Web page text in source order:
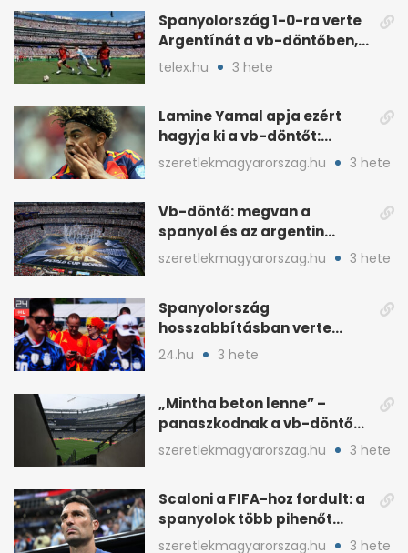
Spanyolország 1-0-ra verte
Argentínát a vb-döntőben,
hosszabbításban
telex.hu 3 hete
Lamine Yamal apja ezért
hagyja ki a vb-döntőt:
otthonról szurkol
szeretlekmagyarorszag.hu 3 hete
Vb-döntő: megvan a
spanyol és az argentin
kezdő, Montiel bekerült
szeretlekmagyarorszag.hu 3 hete
Spanyolország
hosszabbításban verte
Argentínát: Ferran Torres
24.hu 3 hete
„Mintha beton lenne” –
panaszkodnak a vb-döntő
MetLife-pályájára
szeretlekmagyarorszag.hu 3 hete
Scaloni a FIFA-hoz fordult: a
spanyolok több pihenőt
kaptak a vb-döntőre
szeretlekmagyarorszag.hu 3 hete